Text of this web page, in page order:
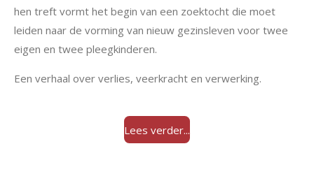
hen treft vormt het begin van een zoektocht die moet
leiden naar de vorming van nieuw gezinsleven voor twee
eigen en twee pleegkinderen.
Een verhaal over verlies, veerkracht en verwerking.
Lees verder...